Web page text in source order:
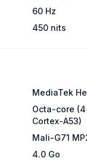
60 Hz
450 nits
MediaTek
Octa-core
Cortex-A53)
Mali-G71
4.0 Go